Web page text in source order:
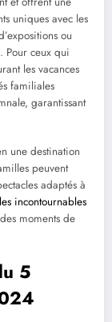
uniques avec les
ou
Pour ceux qui
les vacances
familiales
garantissant
une destination
peuvent
adaptés à
incontournables
moments de
5